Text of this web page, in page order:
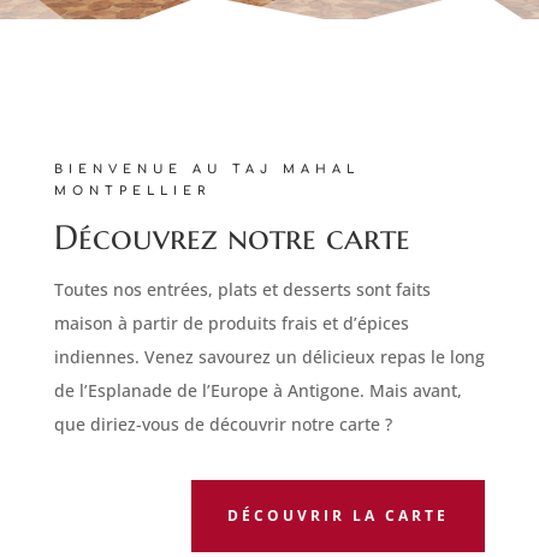
BIENVENUE AU TAJ MAHAL
MONTPELLIER
Découvrez notre carte
Toutes nos entrées, plats et desserts sont faits
maison à partir de produits frais et d’épices
indiennes. Venez savourez un délicieux repas le long
de l’Esplanade de l’Europe à Antigone. Mais avant,
que diriez-vous de découvrir notre carte ?
DÉCOUVRIR LA CARTE